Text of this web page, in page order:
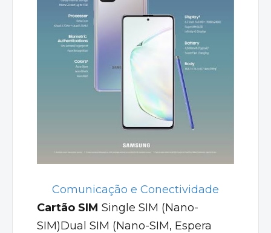
Comunicação e Conectividade
Cartão SIM Single SIM (Nano-
SIM)Dual SIM (Nano-SIM, Espera